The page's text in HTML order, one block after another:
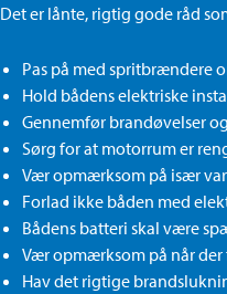
Det er lånte, rigtig gode råd
Pas på med spritbrændere
Hold bådens elektriske
Gennemfør brandøvelser
Sørg for at motorrum er
Vær opmærksom på især
Forlad ikke båden med
Bådens batteri skal være
Vær opmærksom på når
Hav det rigtige